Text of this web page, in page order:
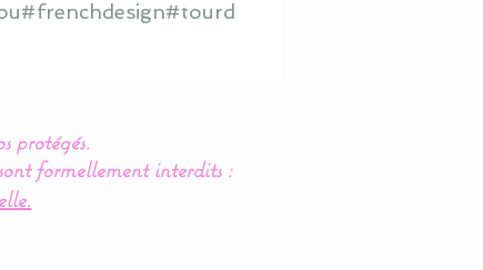
protégés.
formellement interdits :